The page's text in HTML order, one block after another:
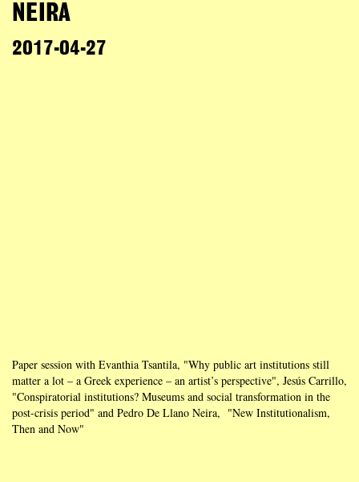
NEIRA
2017-04-27
Paper session with Evanthia Tsantila, "Why public art institutions still
matter a lot – a Greek experience – an artist’s perspective", Jesús Carrillo,
"Conspiratorial institutions? Museums and social transformation in the
post-crisis period" and Pedro De Llano Neira, "New Institutionalism,
Then and Now"